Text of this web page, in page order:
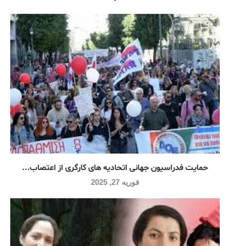
حمایت فدراسیون جهانی اتحادیه های کارگری از اعتصاب...
فوریه 27, 2025